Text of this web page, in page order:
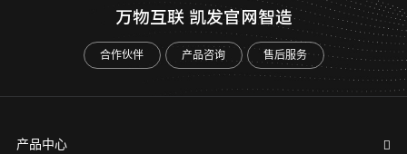
万物互联 凯发官网智造
合作伙伴 产品咨询 售后服务
产品中心